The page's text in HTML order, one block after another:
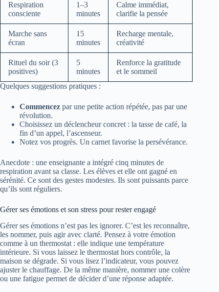
Respiration
consciente
1–3
minutes
Calme immédiat,
clarifie la pensée
Marche sans
écran
15
minutes
Recharge mentale,
créativité
Rituel du soir (3
positives)
5
minutes
Renforce la gratitude
et le sommeil
Quelques suggestions pratiques :
Commencez par une petite action répétée, pas par une
révolution.
Choisissez un déclencheur concret : la tasse de café, la
fin d’un appel, l’ascenseur.
Notez vos progrès. Un carnet favorise la persévérance.
Anecdote : une enseignante a intégré cinq minutes de
respiration avant sa classe. Les élèves et elle ont gagné en
sérénité. Ce sont des gestes modestes. Ils sont puissants parce
qu’ils sont réguliers.
Gérer ses émotions et son stress pour rester engagé
Gérer ses émotions n’est pas les ignorer. C’est les reconnaître,
les nommer, puis agir avec clarté. Pensez à votre émotion
comme à un thermostat : elle indique une température
intérieure. Si vous laissez le thermostat hors contrôle, la
maison se dégrade. Si vous lisez l’indicateur, vous pouvez
ajuster le chauffage. De la même manière, nommer une colère
ou une fatigue permet de décider d’une réponse adaptée.